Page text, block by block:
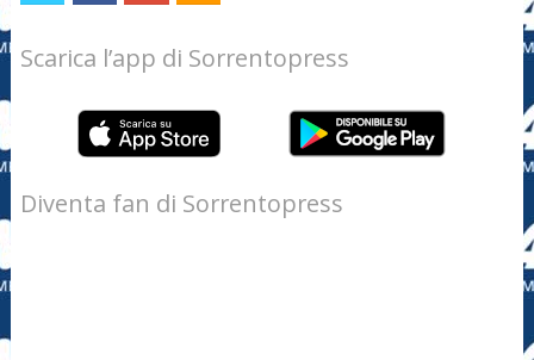
Scarica l’app di Sorrentopress
Diventa fan di Sorrentopress